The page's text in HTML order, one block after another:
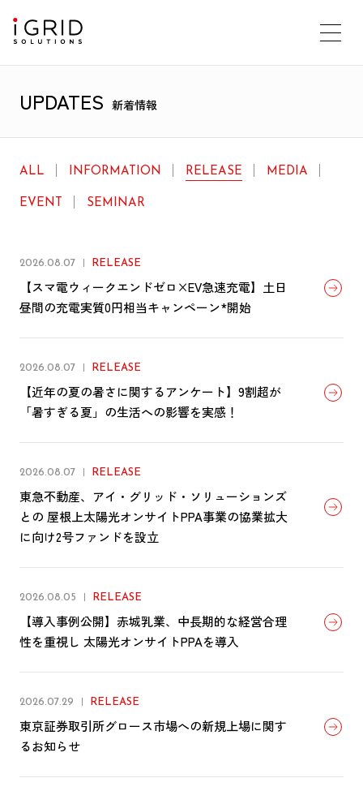
UPDATES 新着情報
ALL INFORMATION RELEASE MEDIA
EVENT SEMINAR
2026.08.07 RELEASE
【スマ電ウィークエンドゼロ×EV急速充電】土日
昼間の充電実質0円相当キャンペーン*開始
2026.08.07 RELEASE
【近年の夏の暑さに関するアンケート】9割超が
「暑すぎる夏」の生活への影響を実感！
2026.08.07 RELEASE
東急不動産、アイ・グリッド・ソリューションズ
との 屋根上太陽光オンサイトPPA事業の協業拡大
に向け2号ファンドを設立
2026.08.05 RELEASE
【導入事例公開】赤城乳業、中長期的な経営合理
性を重視し 太陽光オンサイトPPAを導入
2026.07.29 RELEASE
東京証券取引所グロース市場への新規上場に関す
るお知らせ